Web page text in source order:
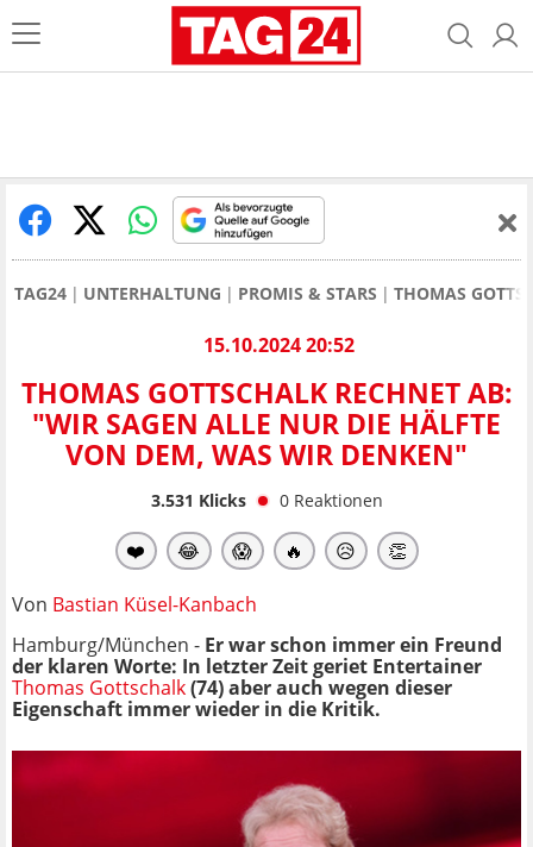
TAG24 UNTERHALTUNG PROMIS & STARS THOMAS
15.10.2024 20:52
THOMAS GOTTSCHALK RECHNET AB:
"WIR SAGEN ALLE NUR DIE HÄLFTE
VON DEM, WAS WIR DENKEN"
3.531 Klicks 0 Reaktionen
❤️ 😂 😱 🔥 😥 👏
Von Bastian Küsel-Kanbach
Hamburg/München - Er war schon immer ein Freund
der klaren Worte: In letzter Zeit geriet Entertainer
Thomas Gottschalk(74) aber auch wegen dieser
Eigenschaft immer wieder in die Kritik.